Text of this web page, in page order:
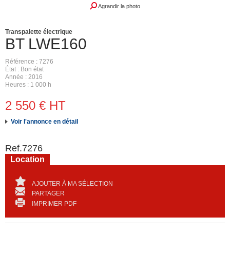
Agrandir la photo
BT LWE160
Transpalette électrique
Référence
7276
État
Bon état
Année
2016
Heures
1 000 h
2 550 € HT
Voir l'annonce en détail
Ref.7276
Location
AJOUTER À MA SÉLECTION
PARTAGER
IMPRIMER PDF